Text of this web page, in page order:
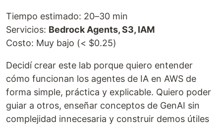
Tiempo estimado: 20–30 min
Servicios: Bedrock Agents, S3, IAM
Costo: Muy bajo (< $0.25)
Decidí crear este lab porque quiero entender
cómo funcionan los agentes de IA en AWS de
forma simple, práctica y explicable. Quiero poder
guiar a otros, enseñar conceptos de GenAI sin
complejidad innecesaria y construir demos útiles